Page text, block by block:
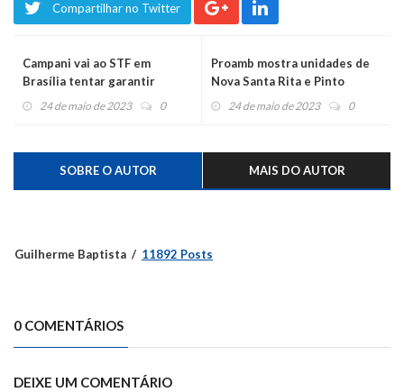
Compartilhar no Twitter
Campani vai ao STF em
Brasília tentar garantir
desvio para o pedágio
24 de maio de 2023 0
Proamb mostra unidades de
Nova Santa Rita e Pinto
Bandeira
24 de maio de 2023 0
SOBRE O AUTOR MAIS DO AUTOR
Guilherme Baptista 11892 Posts
0 COMENTÁRIOS
DEIXE UM COMENTÁRIO